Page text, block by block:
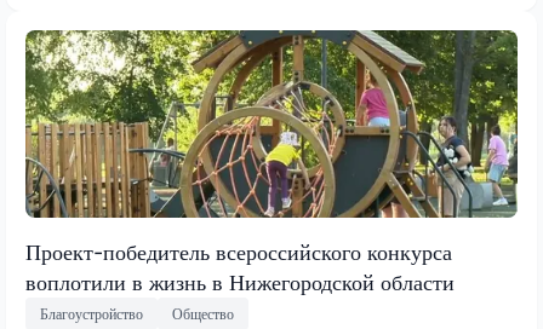
Проект-победитель всероссийского конкурса
воплотили в жизнь в Нижегородской области
Благоустройство Общество